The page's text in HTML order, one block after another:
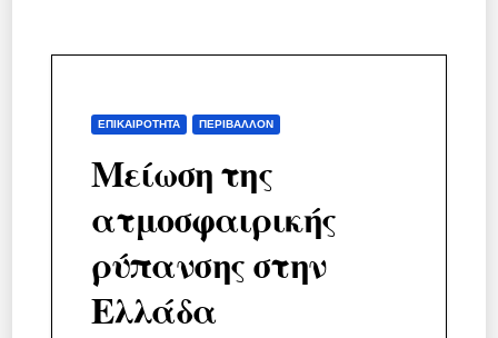
ΕΠΙΚΑΙΡΌΤΗΤΑ ΠΕΡΙΒΆΛΛΟΝ
Μείωση της
ατμοσφαιρικής
ρύπανσης στην
Ελλάδα